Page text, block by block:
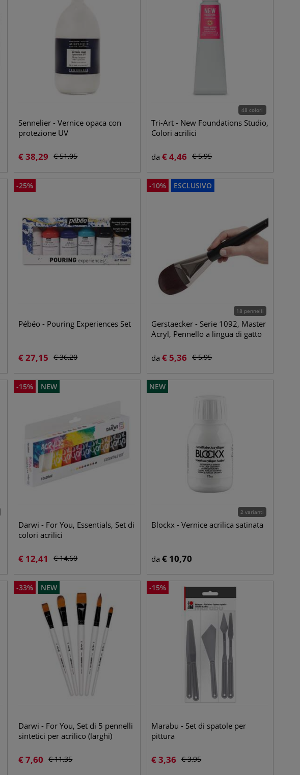
Sennelier - Vernice opaca con
protezione UV
€38,29 €51,05
48 colori
Tri-Art - New Foundations Studio,
Colori acrilici
da €4,46 €5,95
-25%
Pébéo - Pouring Experiences Set
€27,15 €36,20
-10% ESCLUSIVO
18 pennelli
Gerstaecker - Serie 1092, Master
Acryl, Pennello a lingua di gatto
da € 5,36 €5,95
-15% NEW
Darwi - For You, Essentials, Set di
colori acrilici
€ 12,41 €14,60
NEW
2 varianti
Blockx - Vernice acrilica satinata
da € 10,70
-33% NEW
Darwi - For You, Set di 5 pennelli
sintetici per acrilico (larghi)
€7,60 €11,35
-15%
Marabu - Set di spatole per
pittura
€3,36 €3,95